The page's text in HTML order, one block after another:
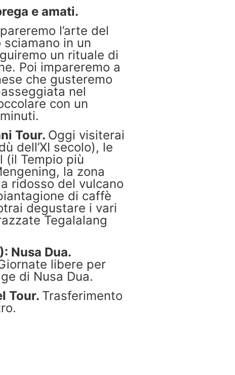
e amati.
l’arte del
in un
un rituale di
Poi impareremo a
che gusteremo
nel
con un
Tour. Oggi visiterai
dell’XI secolo), le
(il Tempio più
la zona
ridosso del vulcano
di caffè
degustare i vari
Tegalalang
Nusa Dua.
libere per
di Nusa Dua.
Tour. Trasferimento